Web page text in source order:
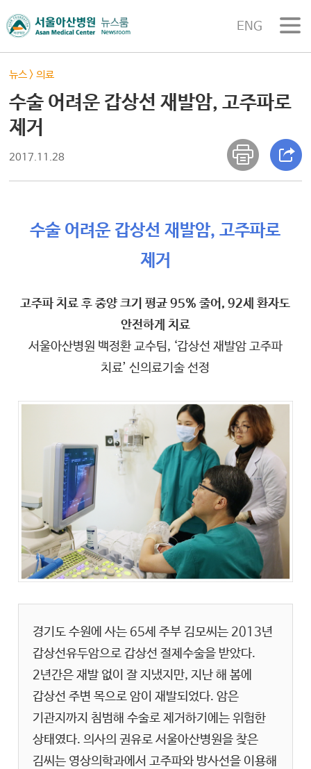
ENG
뉴스 >의료
수술 어려운 갑상선 재발암, 고주파로
제거
2017.11.28
수술 어려운 갑상선 재발암, 고주파로
제거
고주파 치료 후 종양 크기 평균 95% 줄어, 92세 환자도
안전하게 치료
서울아산병원 백정환 교수팀, ‘갑상선 재발암 고주파
치료’ 신의료기술 선정
경기도 수원에 사는 65세 주부 김모씨는 2013년
갑상선유두암으로 갑상선 절제수술을 받았다.
2년간은 재발 없이 잘 지냈지만, 지난 해 봄에
갑상선 주변 목으로 암이 재발되었다. 암은
기관지까지 침범해 수술로 제거하기에는 위험한
상태였다. 의사의 권유로 서울아산병원을 찾은
김씨는 영상의학과에서 고주파와 방사선을 이용해